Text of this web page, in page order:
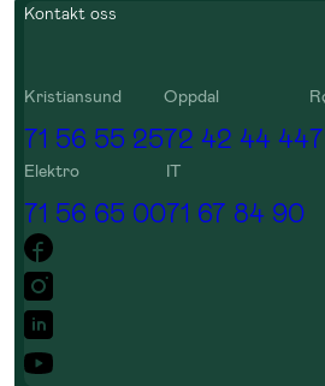
Kontakt oss
Kristiansund
71 56 55 25
Oppdal
72 42 44 44
Elektro
71 56 65 00
IT
71 67 84 90